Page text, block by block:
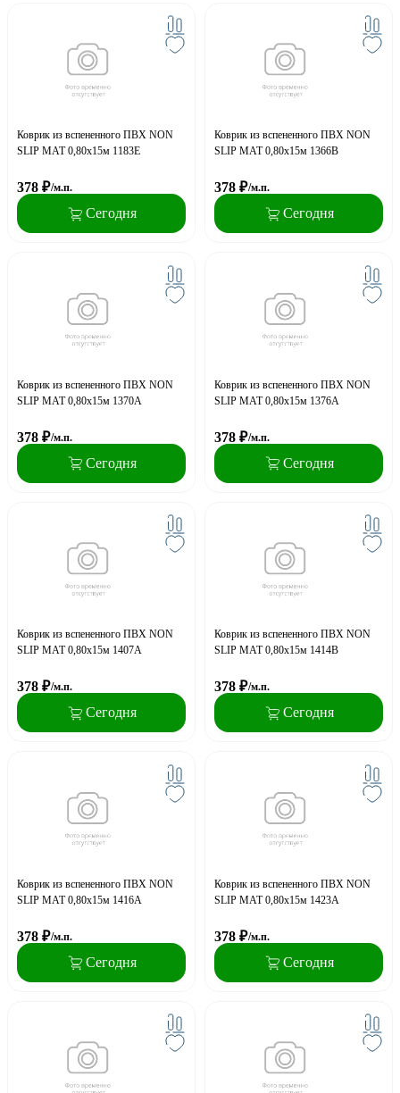
Коврик из вспененного ПВХ NON
SLIP MAT 0,80х15м 1183E
378 ₽/м.п.
Сегодня
Коврик из вспененного ПВХ NON
SLIP MAT 0,80х15м 1366B
378 ₽/м.п.
Сегодня
Коврик из вспененного ПВХ NON
SLIP MAT 0,80х15м 1370A
378 ₽/м.п.
Сегодня
Коврик из вспененного ПВХ NON
SLIP MAT 0,80х15м 1376А
378 ₽/м.п.
Сегодня
Коврик из вспененного ПВХ NON
SLIP MAT 0,80х15м 1407A
378 ₽/м.п.
Сегодня
Коврик из вспененного ПВХ NON
SLIP MAT 0,80х15м 1414B
378 ₽/м.п.
Сегодня
Коврик из вспененного ПВХ NON
SLIP MAT 0,80х15м 1416A
378 ₽/м.п.
Сегодня
Коврик из вспененного ПВХ NON
SLIP MAT 0,80х15м 1423A
378 ₽/м.п.
Сегодня